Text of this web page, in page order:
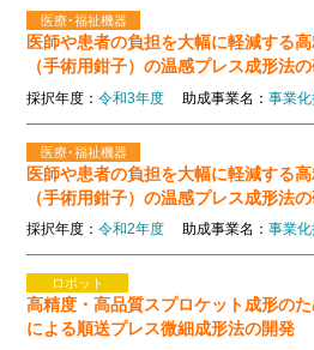
医療･福祉機器
医師や患者の負担を大幅に軽減する
（手術用鉗子）の温感プレス成形法
採択年度：令和3年度 助成事業名：事業
医療･福祉機器
医師や患者の負担を大幅に軽減する
（手術用鉗子）の温感プレス成形法
採択年度：令和2年度 助成事業名：事業
ロボット
高精度・高品質スプロケット成形の
による順送プレス微細成形法の開発